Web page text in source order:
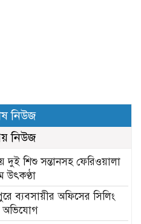
নিউজ
নিউজ
দুই শিশু সন্তানসহ ফেরিওয়ালা
উৎকণ্ঠা
ব্যবসায়ীর অফিসের সিলিং
অভিযোগ